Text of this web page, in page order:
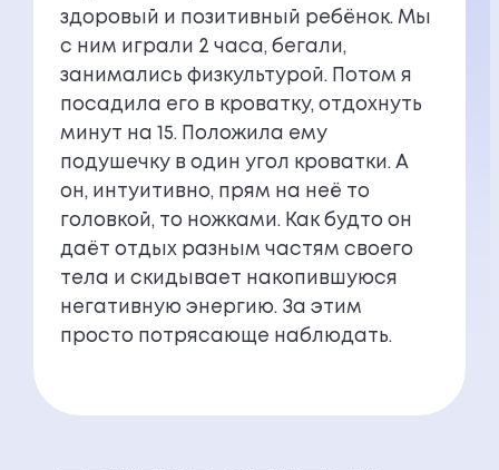
здоровый и позитивный ребёнок. Мы
с ним играли 2 часа, бегали,
занимались физкультурой. Потом я
посадила его в кроватку, отдохнуть
минут на 15. Положила ему
подушечку в один угол кроватки. А
он, интуитивно, прям на неё то
головкой, то ножками. Как будто он
даёт отдых разным частям своего
тела и скидывает накопившуюся
негативную энергию. За этим
просто потрясающе наблюдать.